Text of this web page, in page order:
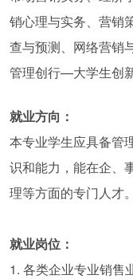
销心理与实务、营销
查与预测、网络营销
管理创行—大学生创
就业方向：
本专业学生应具备管
识和能力，能在企、
理等方面的专门人才。
就业岗位：
1. 各类企业专业销售